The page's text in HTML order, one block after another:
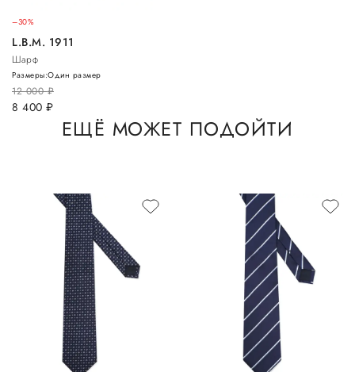
–30%
L.B.M. 1911
Шарф
12 000руб.
8 400 руб.
Размеры:Один размер
ЕЩЁ МОЖЕТ ПОДОЙТИ